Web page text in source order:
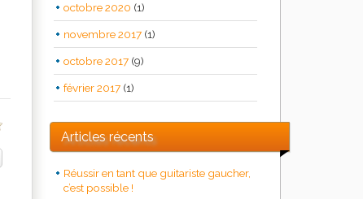
octobre 2020 (1)
novembre 2017 (1)
octobre 2017 (9)
février 2017 (1)
Articles récents
Réussir en tant que guitariste gaucher,
c’est possible !